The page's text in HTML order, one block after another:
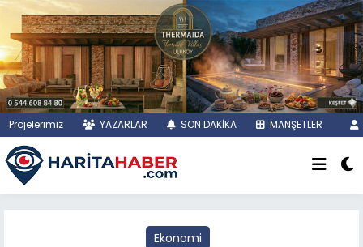
Projelerimiz YAZARLAR SON DAKİKA MANŞETLER
Ekonomi